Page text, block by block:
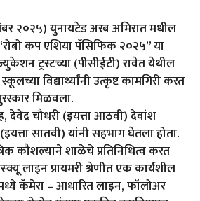
२०२५) युनायटेड अरब अमिरात मधील
कप एशिया पॅसिफिक २०२५” या
ट्रस्टच्या (पीसीईटी) रावेत येथील
विद्यार्थ्यांनी उत्कृष्ट कामगिरी करत
मिळवला.
देवेंद्र चौधरी (इयत्ता आठवी) देवांश
सातवी) यांनी सहभाग घेतला होता.
कौशल्याने शाळेचे प्रतिनिधित्व करत
लाइन प्रायमरी श्रेणीत एक कार्यशील
कॅमेरा – आधारित लाइन, फॉलोअर